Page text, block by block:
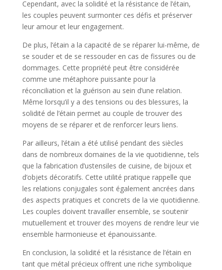
Cependant, avec la solidité et la résistance de l’étain,
les couples peuvent surmonter ces défis et préserver
leur amour et leur engagement.
De plus, l’étain a la capacité de se réparer lui-même, de
se souder et de se ressouder en cas de fissures ou de
dommages. Cette propriété peut être considérée
comme une métaphore puissante pour la
réconciliation et la guérison au sein d’une relation.
Même lorsqu’il y a des tensions ou des blessures, la
solidité de l’étain permet au couple de trouver des
moyens de se réparer et de renforcer leurs liens.
Par ailleurs, l’étain a été utilisé pendant des siècles
dans de nombreux domaines de la vie quotidienne, tels
que la fabrication d’ustensiles de cuisine, de bijoux et
d’objets décoratifs. Cette utilité pratique rappelle que
les relations conjugales sont également ancrées dans
des aspects pratiques et concrets de la vie quotidienne.
Les couples doivent travailler ensemble, se soutenir
mutuellement et trouver des moyens de rendre leur vie
ensemble harmonieuse et épanouissante.
En conclusion, la solidité et la résistance de l’étain en
tant que métal précieux offrent une riche symbolique